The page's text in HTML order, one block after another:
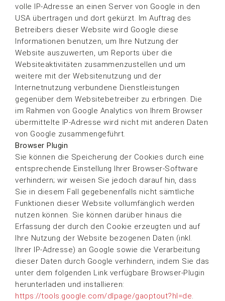
volle IP-Adresse an einen Server von Google in den
USA übertragen und dort gekürzt. Im Auftrag des
Betreibers dieser Website wird Google diese
Informationen benutzen, um Ihre Nutzung der
Website auszuwerten, um Reports über die
Websiteaktivitäten zusammenzustellen und um
weitere mit der Websitenutzung und der
Internetnutzung verbundene Dienstleistungen
gegenüber dem Websitebetreiber zu erbringen. Die
im Rahmen von Google Analytics von Ihrem Browser
übermittelte IP-Adresse wird nicht mit anderen Daten
von Google zusammengeführt.
Browser Plugin
Sie können die Speicherung der Cookies durch eine
entsprechende Einstellung Ihrer Browser-Software
verhindern; wir weisen Sie jedoch darauf hin, dass
Sie in diesem Fall gegebenenfalls nicht sämtliche
Funktionen dieser Website vollumfänglich werden
nutzen können. Sie können darüber hinaus die
Erfassung der durch den Cookie erzeugten und auf
Ihre Nutzung der Website bezogenen Daten (inkl.
Ihrer IP-Adresse) an Google sowie die Verarbeitung
dieser Daten durch Google verhindern, indem Sie das
unter dem folgenden Link verfügbare Browser-Plugin
herunterladen und installieren:
https://tools.google.com/dlpage/gaoptout?hl=de.